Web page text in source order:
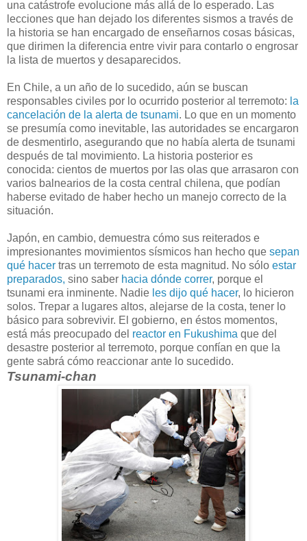
una catástrofe evolucione más allá de lo esperado. Las
lecciones que han dejado los diferentes sismos a través de
la historia se han encargado de enseñarnos cosas básicas,
que dirimen la diferencia entre vivir para contarlo o engrosar
la lista de muertos y desaparecidos.
En Chile, a un año de lo sucedido, aún se buscan
responsables civiles por lo ocurrido posterior al terremoto: la
cancelación de la alerta de tsunami. Lo que en un momento
se presumía como inevitable, las autoridades se encargaron
de desmentirlo, asegurando que no había alerta de tsunami
después de tal movimiento. La historia posterior es
conocida: cientos de muertos por las olas que arrasaron con
varios balnearios de la costa central chilena, que podían
haberse evitado de haber hecho un manejo correcto de la
situación.
Japón, en cambio, demuestra cómo sus reiterados e
impresionantes movimientos sísmicos han hecho que sepan
qué hacer tras un terremoto de esta magnitud. No sólo estar
preparados, sino saber hacia dónde correr, porque el
tsunami era inminente. Nadie les dijo qué hacer, lo hicieron
solos. Trepar a lugares altos, alejarse de la costa, tener lo
básico para sobrevivir. El gobierno, en éstos momentos,
está más preocupado del reactor en Fukushima que del
desastre posterior al terremoto, porque confían en que la
gente sabrá cómo reaccionar ante lo sucedido.
Tsunami-chan